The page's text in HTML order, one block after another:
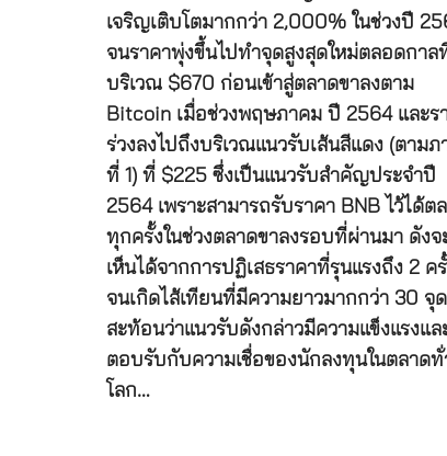
เจริญเติบโตมากกว่า 2,000% ในช่วงปี
จนราคาพุ่งขึ้นไปทำจุดสูงสุดใหม่ตลอดกาล
บริเวณ $670 ก่อนเข้าสู่ตลาดขาลงตาม
Bitcoin เมื่อช่วงพฤษภาคม ปี 2564 และร
ร่วงลงไปถึงบริเวณแนวรับเส้นสีแดง (ตามภ
ที่ 1) ที่ $225 ซึ่งเป็นแนวรับสำคัญประจำปี
2564 เพราะสามารถรับราคา BNB ไว้ได้ต
ทุกครั้งในช่วงตลาดขาลงรอบที่ผ่านมา ดังจ
เห็นได้จากการปฏิเสธราคาที่รุนแรงถึง 2 ค
จนเกิดไส้เทียนที่มีความยาวมากกว่า 30 จุด
สะท้อนว่าแนวรับดังกล่าวมีความแข็งแรงแล
ตอบรับกับความเชื่อของนักลงทุนในตลาดทั่
โลก…